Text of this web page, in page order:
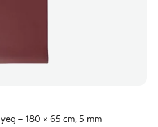
– 180 × 65 cm, 5 mm